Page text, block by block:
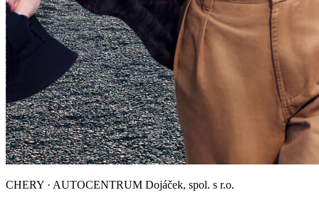
CHERY · AUTOCENTRUM Dojáček, spol. s r.o.